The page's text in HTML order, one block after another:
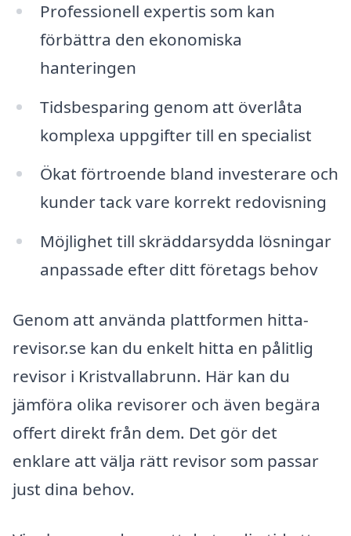
Professionell expertis som kan
förbättra den ekonomiska
hanteringen
Tidsbesparing genom att överlåta
komplexa uppgifter till en specialist
Ökat förtroende bland investerare och
kunder tack vare korrekt redovisning
Möjlighet till skräddarsydda lösningar
anpassade efter ditt företags behov
Genom att använda plattformen hitta-
revisor.se kan du enkelt hitta en pålitlig
revisor i Kristvallabrunn. Här kan du
jämföra olika revisorer och även begära
offert direkt från dem. Det gör det
enklare att välja rätt revisor som passar
just dina behov.